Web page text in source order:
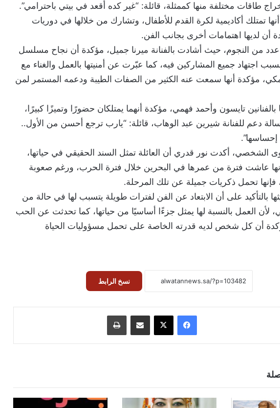
طاقات مختلفة منها كممثلة، قائلة: “غير كده أقعد في بيتي باحترامي”.
تمتلك أكاديمية لكرة القدم للأطفال، وتشارك من خلالها في دوريات
أن لديها اهتمامات أخرى بجانب الفن.
من النجوم، حيث أشادت بالفنانة ميرنا جميل، مؤكدة أن نجاح مسلسل
بسبب اجتهاد جميع المشاركين فيه، كما عبّرت عن أمنيتها بالعمل والغناء مع
مكي، مؤكدة أنها سمعت عنه الكثير من الصفات الطيبة ودعمه المستمر لمن
تايسون وأحمد فهمي، مؤكدة أنهما يمتلكان حضورًا وتميزًا كبيرًا،
دعم للفنانة شيرين عبد الوهاب، قائلة: “يارب ترجع أحسن من الأول..
إحساسها”.
الشخصي، أكدت نور قدري أن العائلة تمثل السند الحقيقي في حياتها،
عاشت فترة من عمرها في البحرين خلال فترة الحرب، ورغم صعوبة
فإنها تحمل ذكريات جميلة عن تلك المرحلة.
بالتأكيد على أن الابتعاد عن الفن لفترات طويلة يتسبب لها في حالة من
لأن العمل بالنسبة لها يمثل جزءًا أساسيًا من حياتها، كما تحدثت عن الحب
أن كل شخص لديه قدرته الخاصة على تحمل مسؤوليات الحياة
نسخ الرابط
فيسبوك ‫X مشاركة عبر البريد طباعة